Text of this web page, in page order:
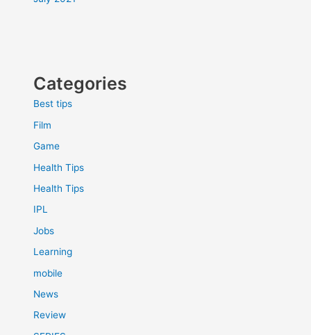
Categories
Best tips
Film
Game
Health Tips
Health Tips
IPL
Jobs
Learning
mobile
News
Review